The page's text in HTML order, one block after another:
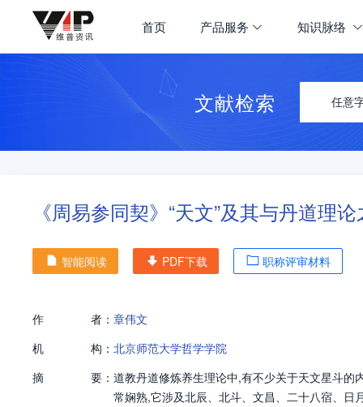
首页 产品服务 知识脉络
文献检索 任意
《周易参同契》“天文”及其与丹道理
智能阅读 PDF下载 职称评审材料
作 者： 章伟文
机
构： 北京师范大学哲学学院
摘
要： 道教丹道修炼养生理论中,有不少关于天文星斗
常娴熟,它涉及北辰、北斗、文昌、二十八宿、